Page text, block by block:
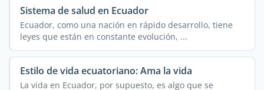
Sistema de salud en Ecuador
Ecuador, como una nación en rápido desarrollo, tiene
leyes que están en constante evolución, ...
Estilo de vida ecuatoriano: Ama la vida
La vida en Ecuador, por supuesto, es algo que se